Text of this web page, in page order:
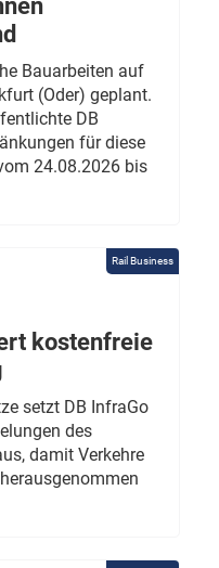
Bauarbeiten auf
(Oder) geplant.
DB
für diese
24.08.2026 bis
Rail Business
kostenfreie
setzt DB InfraGo
des
damit Verkehre